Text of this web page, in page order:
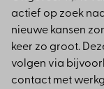
actief op zoek
nieuwe kansen
keer zo groot.
volgen via
contact met